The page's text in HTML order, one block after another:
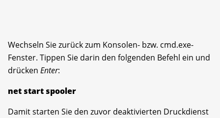
Wechseln Sie zurück zum Konsolen- bzw. cmd.exe-
Fenster. Tippen Sie darin den folgenden Befehl ein und
drücken Enter:
net start spooler
Damit starten Sie den zuvor deaktivierten Druckdienst